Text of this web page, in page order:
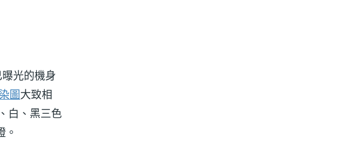
光的機身
圖大致相
白、黑三色
。